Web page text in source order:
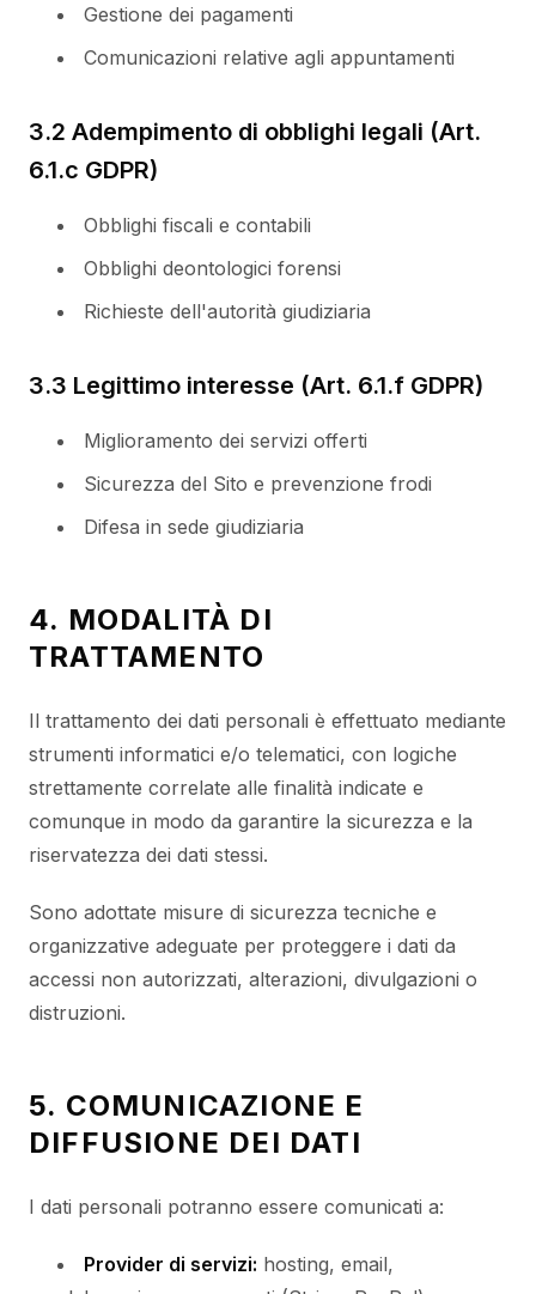
Gestione dei pagamenti
Comunicazioni relative agli appuntamenti
3.2 Adempimento di obblighi legali (Art.
6.1.c GDPR)
Obblighi fiscali e contabili
Obblighi deontologici forensi
Richieste dell'autorità giudiziaria
3.3 Legittimo interesse (Art. 6.1.f GDPR)
Miglioramento dei servizi offerti
Sicurezza del Sito e prevenzione frodi
Difesa in sede giudiziaria
4. MODALITÀ DI
TRATTAMENTO
Il trattamento dei dati personali è effettuato mediante
strumenti informatici e/o telematici, con logiche
strettamente correlate alle finalità indicate e
comunque in modo da garantire la sicurezza e la
riservatezza dei dati stessi.
Sono adottate misure di sicurezza tecniche e
organizzative adeguate per proteggere i dati da
accessi non autorizzati, alterazioni, divulgazioni o
distruzioni.
5. COMUNICAZIONE E
DIFFUSIONE DEI DATI
I dati personali potranno essere comunicati a:
Provider di servizi: hosting, email,